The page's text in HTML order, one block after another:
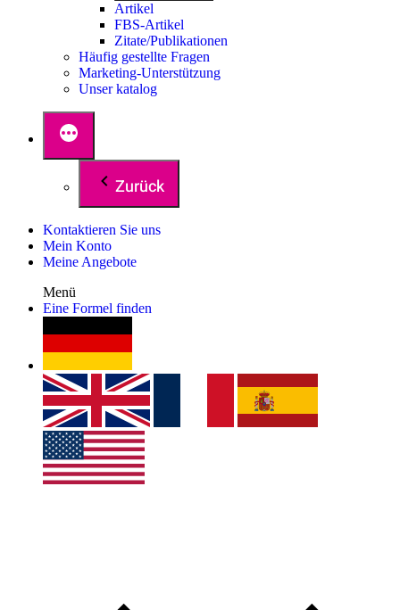
Artikel
FBS-Artikel
Zitate/Publikationen
Häufig gestellte Fragen
Marketing-Unterstützung
Unser katalog
Zurück
Kontaktieren Sie uns
Mein Konto
Meine Angebote
Menü
Eine Formel finden